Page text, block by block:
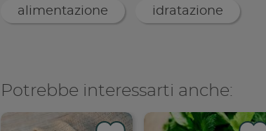
alimentazione idratazione
Potrebbe interessarti anche: